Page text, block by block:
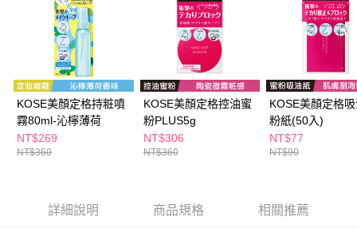
KOSE美顏定格持粧噴
霧80ml-沁檸薄荷
NT$269
NT$360
KOSE美顏定格控油蜜
粉PLUS5g
NT$306
NT$360
KOSE美顏定格
粉紙(50入)
NT$77
NT$90
詳細說明 商品規格 相關推薦